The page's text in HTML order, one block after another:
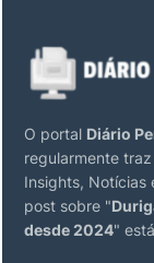
O portal Diário
regularmente
Insights, Notícias
post sobre "
desde 2024"